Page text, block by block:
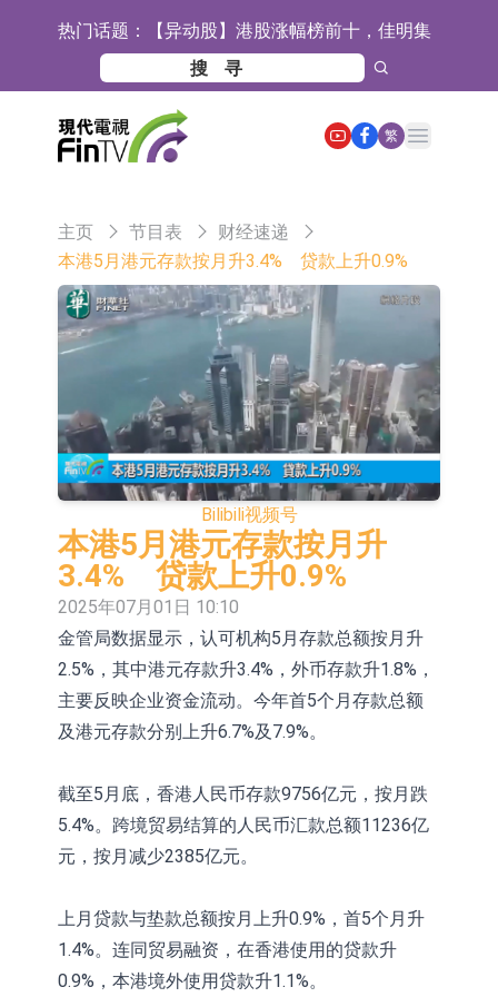
热门话题： 【异动股】港股涨幅榜前十，佳明集
团控股(01271.HK)涨+78.22%，拿森
科技(02261.HK)涨+64.11%
斯迪克：公司为国内折叠屏核心功能
材料供应商
恒瑞医药：公司已在中国获批上市26
款1类创新药、6款2类新药
聚辰股份：公司VPD芯片已顺利通过
账户组采取限制开仓的监管措施
特发服务：成功中标哔哩哔哩上海滨
江总部物业服务项目
亚太股份：公司是零跑汽车和
Stellantis集团的供应商
理工雷科面向边缘AI场景推出"山
海"系列智算模组 系列产品基于国产
CPU与GPU构建
【异动股】医疗研发外包板块拉升，
博腾股份(300363.CN)涨20.02%
日韩股市收盘双双下跌
依米康：海外交付以东南亚、中东市
场为主 并已取得欧美相关认证
上交所：财通多策略福鑫定期开放灵
活配置混合型发起式证券投资基金临
时停牌
上交所：景顺长城全球半导体芯片产
业股票型证券投资基金临时停牌
【异动股】港股跌幅榜前十，卡森国
际(00496.HK)跌22.40%，九福来
(08611.HK)跌21.01%
【异动股】港股涨幅榜前十，拿森科
技(02261.HK)涨+75.05%，辰兴发展
(02286.HK)涨+64.91%
神火股份：新疆神火铝水转化率已
100%
【异动股】焦炭Ⅲ板块下挫，陕西黑
猫(601015.CN)跌8.38%
浙江证监局对财通证券股份有限公司
采取出具警示函措施
山金国际：港股上市工作正常推进中
(08611.HK)跌21.43%，天瑞汽车内饰
(06162.HK)跌18.44%
繁
Open main menu
主页 节目表
财经速递
本港5月港元存款按月升3.4% 贷款上升0.9%
Bilibili视频号
本港5月港元存款按月升
3.4% 贷款上升0.9%
2025年07月01日 10:10
金管局数据显示，认可机构5月存款总额按月升
2.5%，其中港元存款升3.4%，外币存款升1.8%，
主要反映企业资金流动。今年首5个月存款总额
及港元存款分别上升6.7%及7.9%。
截至5月底，香港人民币存款9756亿元，按月跌
5.4%。跨境贸易结算的人民币汇款总额11236亿
元，按月减少2385亿元。
上月贷款与垫款总额按月上升0.9%，首5个月升
1.4%。连同贸易融资，在香港使用的贷款升
0.9%，本港境外使用贷款升1.1%。